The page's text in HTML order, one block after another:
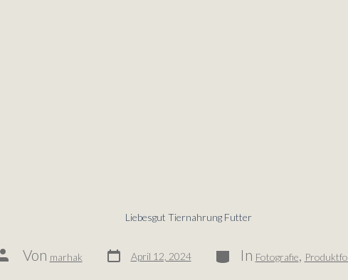
Liebesgut Tiernahrung Futter
Von marhak April 12, 2024 In Fotografie,